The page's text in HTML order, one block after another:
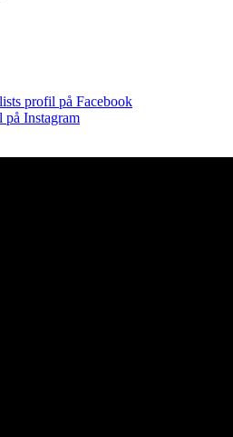
profil på Facebook
Instagram